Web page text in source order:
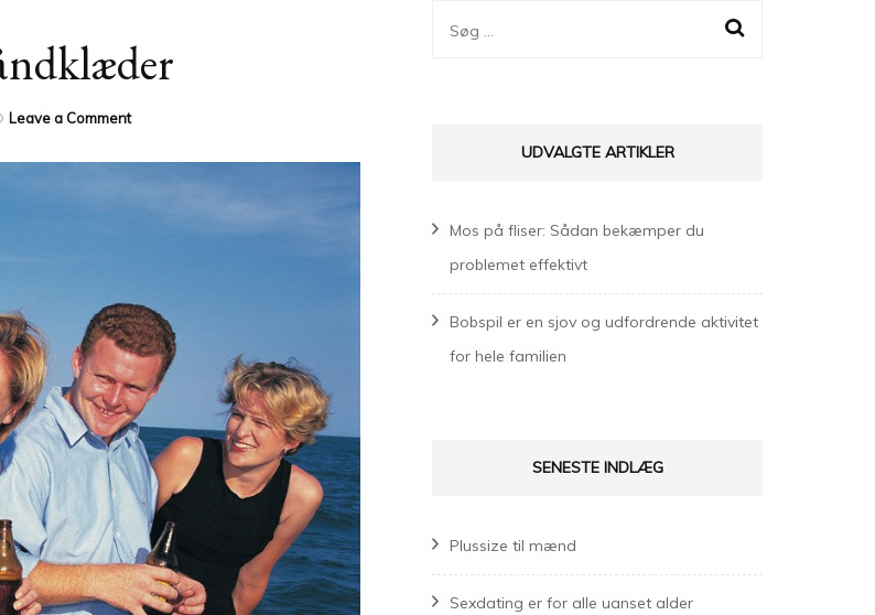
Leave a Commenton
bedste
håndklæder
Søg
UDVALGTE ARTIKLER
Mos på fliser: Sådan bekæmper du
problemet effektivt
Bobspil er en sjov og udfordrende aktivitet
for hele familien
SENESTE INDLÆG
Plussize til mænd
Sexdating er for alle uanset alder